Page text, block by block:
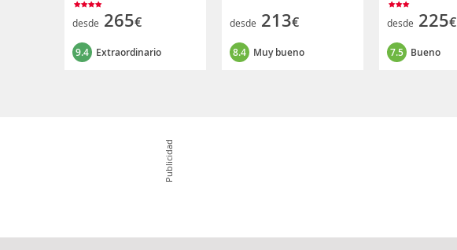
desde 265€
9.4 Extraordinario
desde 213€
8.4 Muy bueno
desde 225€
7.5 Bueno
Publicidad